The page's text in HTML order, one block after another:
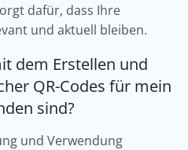
dafür, dass Ihre
und aktuell bleiben.
dem Erstellen und
QR-Codes für mein
sind?
und Verwendung